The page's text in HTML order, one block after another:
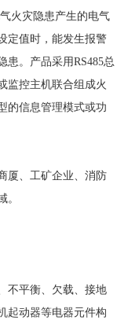
火灾隐患产生的电气
定值时，能发生报警
患。产品采用RS485总
监控主机联合组成火
的信息管理模式或功
厦、工矿企业、消防
不平衡、欠载、接地
起动器等电器元件构